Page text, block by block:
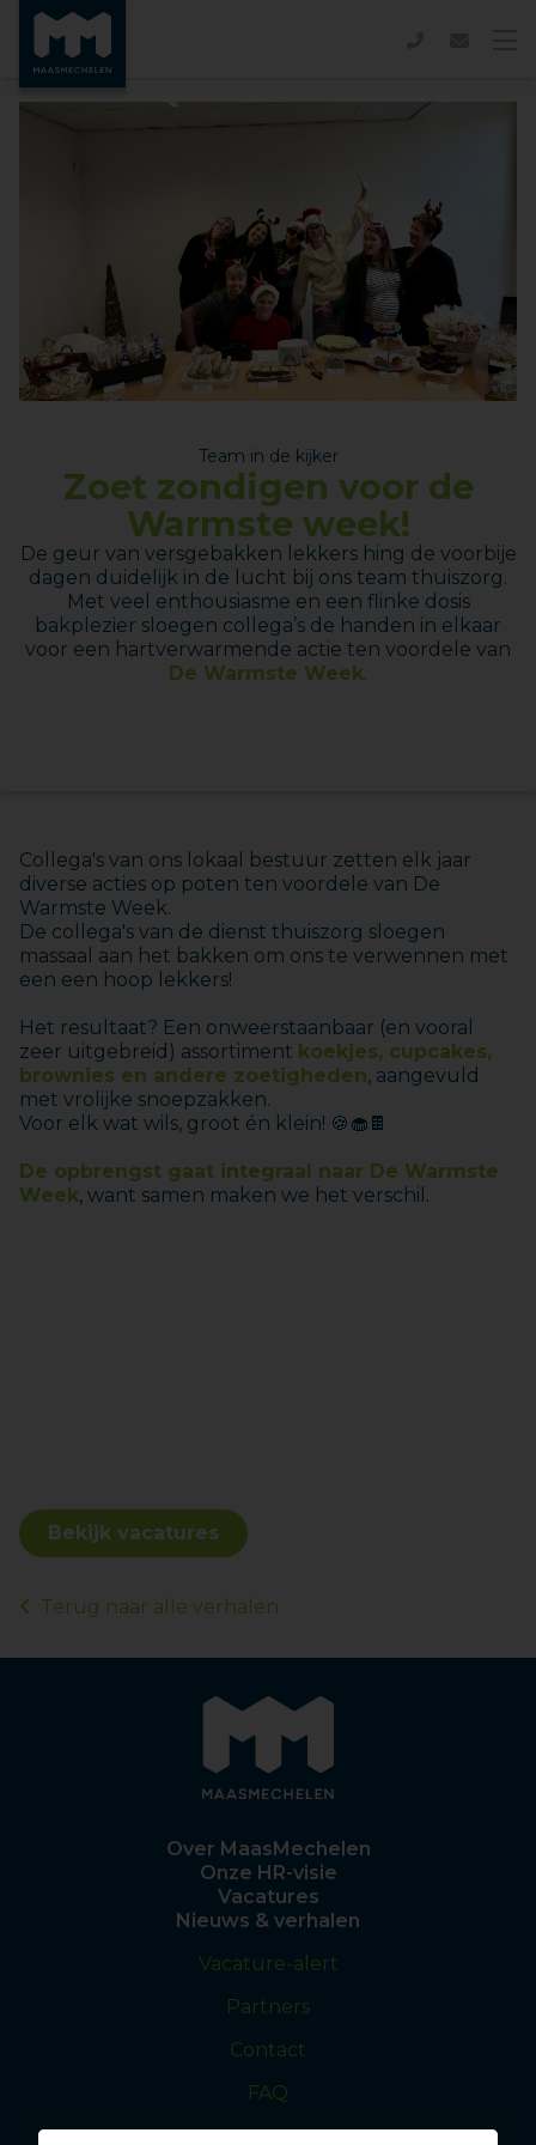
Team in de kijker
Zoet zondigen voor de
Warmste week!
De geur van versgebakken lekkers hing de voorbije
dagen duidelijk in de lucht bij ons team thuiszorg.
Met veel enthousiasme en een flinke dosis
bakplezier sloegen collega’s de handen in elkaar
voor een hartverwarmende actie ten voordele van
De Warmste Week.
Collega's van ons lokaal bestuur zetten elk jaar
diverse acties op poten ten voordele van De
Warmste Week.
De collega's van de dienst thuiszorg sloegen
massaal aan het bakken om ons te verwennen met
een een hoop lekkers!
Het resultaat? Een onweerstaanbaar (en vooral
zeer uitgebreid) assortiment koekjes, cupcakes,
brownies en andere zoetigheden, aangevuld
met vrolijke snoepzakken.
Voor elk wat wils, groot én klein! 🍪🧁🍫
De opbrengst gaat integraal naar De Warmste
Week, want samen maken we het verschil.
Bekijk vacatures
Terug naar alle verhalen
Over MaasMechelen
Onze HR-visie
Vacatures
Nieuws & verhalen
Vacature-alert
Partners
Contact
FAQ